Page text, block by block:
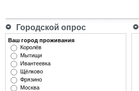
Городской опрос
Ваш город проживания
Королёв
Мытищи
Ивантеевка
Щёлково
Фрязино
Москва